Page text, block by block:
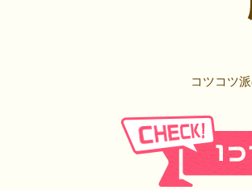
コツコツ